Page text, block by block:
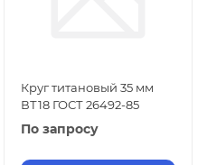
Круг титановый 35 мм
ВТ18 ГОСТ 26492-85
По запросу